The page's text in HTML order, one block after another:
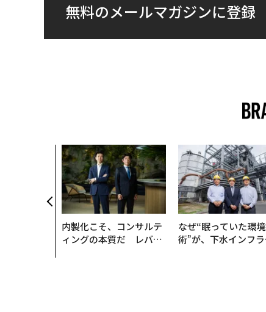
無料のメールマガジンに登録
内製化こそ、コンサルテ
ィングの本質だ レバレ
なぜ“眠っていた環
術”が、下水インフ